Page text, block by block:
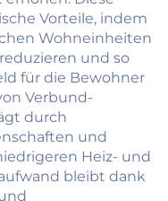
Vorteile, indem
Wohneinheiten
und so
für die Bewohner
Verbund-
durch
und
Heiz- und
bleibt dank